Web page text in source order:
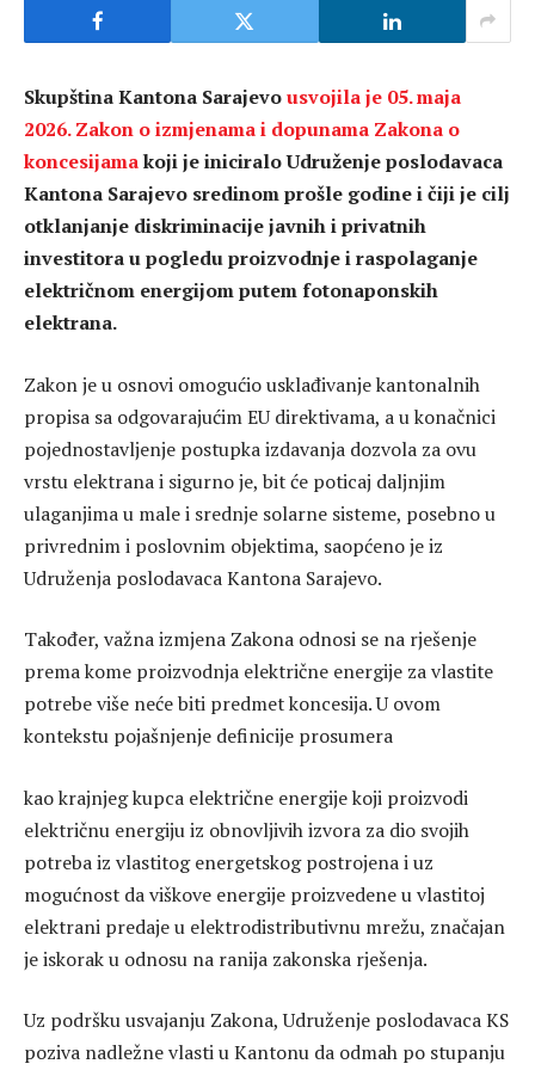
Skupština Kantona Sarajevousvojila je 05. maja
2026. Zakon o izmjenama i dopunama Zakona o
koncesijamakoji je iniciralo Udruženje poslodavaca
Kantona Sarajevo sredinom prošle godine i čiji je cilj
otklanjanje diskriminacije javnih i privatnih
investitora u pogledu proizvodnje i raspolaganje
električnom energijom putem fotonaponskih
elektrana.
Zakon je u osnovi omogućio usklađivanje kantonalnih
propisa sa odgovarajućim EU direktivama, a u konačnici
pojednostavljenje postupka izdavanja dozvola za ovu
vrstu elektrana i sigurno je, bit će poticaj daljnjim
ulaganjima u male i srednje solarne sisteme, posebno u
privrednim i poslovnim objektima, saopćeno je iz
Udruženja poslodavaca Kantona Sarajevo.
Također, važna izmjena Zakona odnosi se na rješenje
prema kome proizvodnja električne energije za vlastite
potrebe više neće biti predmet koncesija. U ovom
kontekstu pojašnjenje definicije prosumera
kao krajnjeg kupca električne energije koji proizvodi
električnu energiju iz obnovljivih izvora za dio svojih
potreba iz vlastitog energetskog postrojena i uz
mogućnost da viškove energije proizvedene u vlastitoj
elektrani predaje u elektrodistributivnu mrežu, značajan
je iskorak u odnosu na ranija zakonska rješenja.
Uz podršku usvajanju Zakona, Udruženje poslodavaca KS
poziva nadležne vlasti u Kantonu da odmah po stupanju